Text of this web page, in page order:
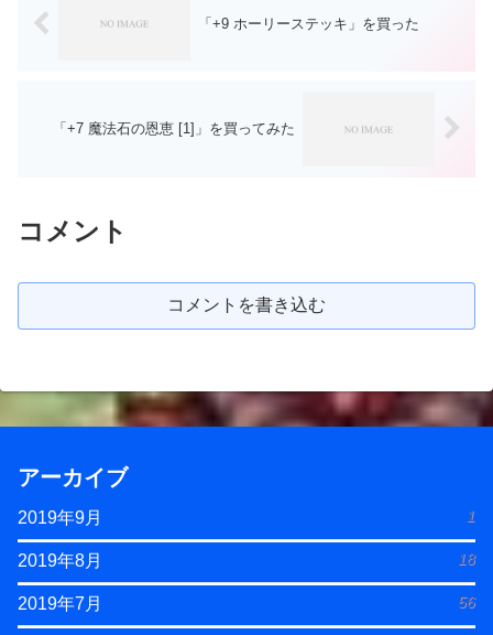
「+9 ホーリーステッキ」を買った
「+7 魔法石の恩恵 [1]」を買ってみた
コメント
コメントを書き込む
アーカイブ
2019年9月 1
2019年8月 18
2019年7月 56